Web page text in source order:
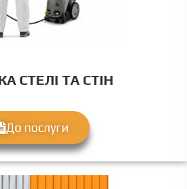
СТЕЛІ ТА СТІН
До послуги